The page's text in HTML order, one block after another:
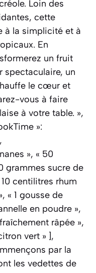
Loin des
cette
à la simplicité et à
En
un fruit
spectaculaire, un
le cœur et
vous à faire
à votre table. »,
»:
», « 50
grammes sucre de
centilitres rhum
« 1 gousse de
en poudre »,
râpée »,
vert » ],
par la
les vedettes de